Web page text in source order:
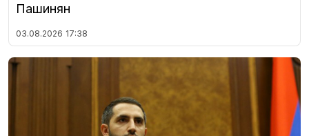
Пашинян
03.08.2026 17:38